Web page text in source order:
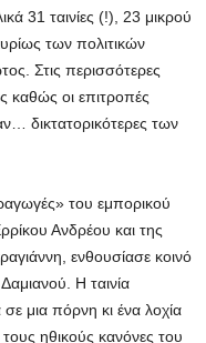
31 ταινίες (!), 23 μικρού
των πολιτικών
Στις περισσότερες
καθώς οι επιτροπές
δικτατορικότερες των
του εμπορικού
Ανδρέου και της
ενθουσίασε κοινό
Η ταινία
μια πόρνη κι ένα λοχία
ηθικούς κανόνες του